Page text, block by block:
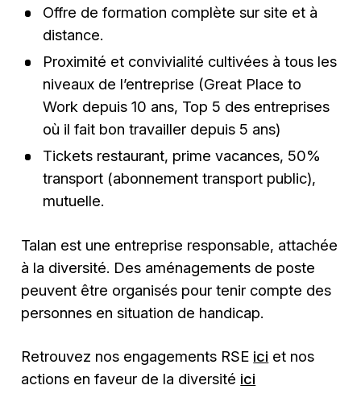
Offre de formation complète sur site et à
distance.
Proximité et convivialité cultivées à tous les
niveaux de l’entreprise (Great Place to
Work depuis 10 ans, Top 5 des entreprises
où il fait bon travailler depuis 5 ans)
Tickets restaurant, prime vacances, 50%
transport (abonnement transport public),
mutuelle.
Talan est une entreprise responsable, attachée
à la diversité. Des aménagements de poste
peuvent être organisés pour tenir compte des
personnes en situation de handicap.
Retrouvez nos engagements RSE ici et nos
actions en faveur de la diversité ici